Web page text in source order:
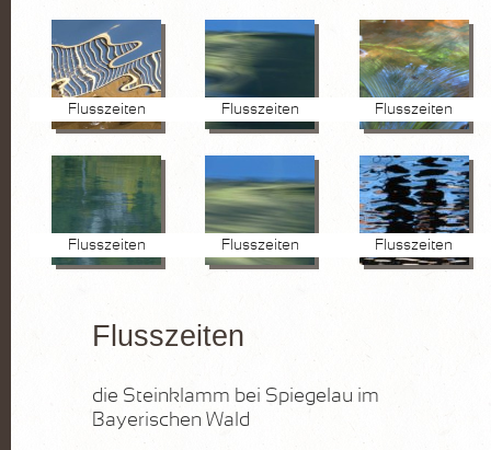
Stein
Lanzarote
KURSE
AKTUELLES
Kurse
Marktplatz
Flusszeiten Flusszeiten Flusszeiten
Flusszeiten Flusszeiten Flusszeiten
Flusszeiten
die Steinklamm bei Spiegelau im
Bayerischen Wald